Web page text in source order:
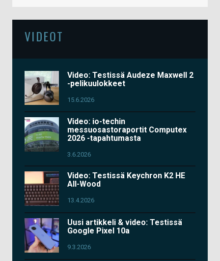
VIDEOT
Video: Testissä Audeze Maxwell 2
-pelikuulokkeet
15.6.2026
Video: io-techin
messuosastoraportit Computex
2026 -tapahtumasta
3.6.2026
Video: Testissä Keychron K2 HE
All-Wood
13.4.2026
Uusi artikkeli & video: Testissä
Google Pixel 10a
9.3.2026